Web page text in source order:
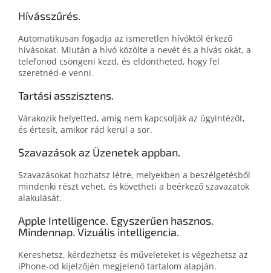
Hívásszűrés.
Automatikusan fogadja az ismeretlen hívóktól érkező
hívásokat. Miután a hívó közölte a nevét és a hívás okát, a
telefonod csöngeni kezd, és eldöntheted, hogy fel
szeretnéd‑e venni.
Tartási asszisztens.
Várakozik helyetted, amíg nem kapcsolják az ügyintézőt,
és értesít, amikor rád kerül a sor.
Szavazások az Üzenetek appban.
Szavazásokat hozhatsz létre, melyekben a beszélgetésből
mindenki részt vehet, és követheti a beérkező szavazatok
alakulását.
Apple Intelligence. Egyszerűen hasznos.
Mindennap. Vizuális intelligencia.
Kereshetsz, kérdezhetsz és műveleteket is végezhetsz az
iPhone‑od kijelzőjén megjelenő tartalom alapján.